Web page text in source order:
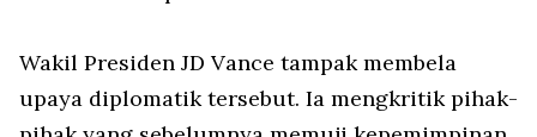
Wakil Presiden JD Vance tampak membela
upaya diplomatik tersebut. Ia mengkritik pihak-